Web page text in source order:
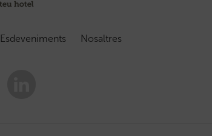
Esdeveniments Nosaltres